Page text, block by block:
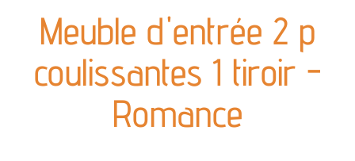
séjours
meubles de complément
chambres et dressing
Meuble d'entrée 2 p
coulissantes 1 tiroir -
Romance